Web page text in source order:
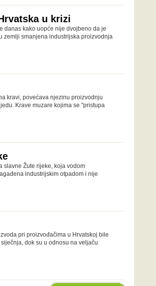
u krizi
danas kako uopće nije dvojbeno da je
zemlji smanjena industrijska proizvodnja
kravi, povećava njezinu proizvodnju
Krave muzare kojima se "pristupa
slavne Žute rijeke, koja vodom
industrijskim otpadom i nije
pri proizvođačima u Hrvatskoj bile
dok su u odnosu na veljaču